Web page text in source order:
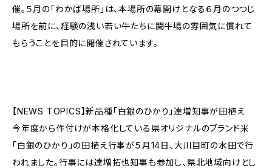
催。５月の「わかば場所」は、本場所の幕開けとなる６月のつつじ
場所を前に、経験の浅い若い牛たちに闘牛場の雰囲気に慣れて
もらうことを目的に開催されています。
【NEWS TOPICS】新品種「白銀のひかり」達増知事が田植え
今年度から作付けが本格化している県オリジナルのブランド米
「白銀のひかり」の田植え行事が５月14日、大川目町の水田で行
われました。行事には達増拓也知事も参加し、県北地域向けとし